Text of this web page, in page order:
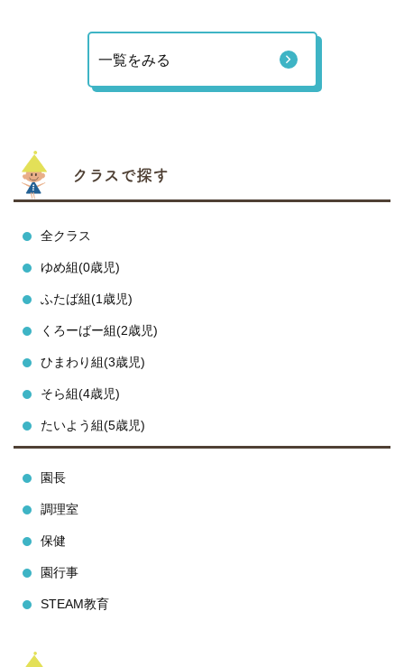
クラスで探す
全クラス
ゆめ組(0歳児)
ふたば組(1歳児)
くろーばー組(2歳児)
ひまわり組(3歳児)
そら組(4歳児)
たいよう組(5歳児)
園長
調理室
保健
園行事
STEAM教育
一覧をみる